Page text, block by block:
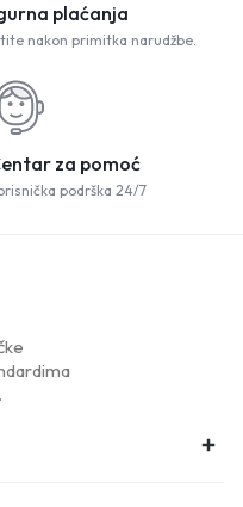
plaćanja
nakon primitka narudžbe.
za pomoć
podrška 24/7